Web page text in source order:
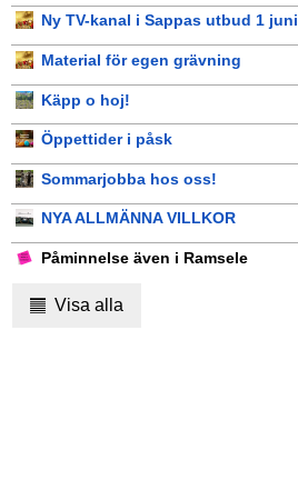
Ny TV-kanal i Sappas utbud 1 juni
Material för egen grävning
Käpp o hoj!
Öppettider i påsk
Sommarjobba hos oss!
NYA ALLMÄNNA VILLKOR
Påminnelse även i Ramsele
Visa alla